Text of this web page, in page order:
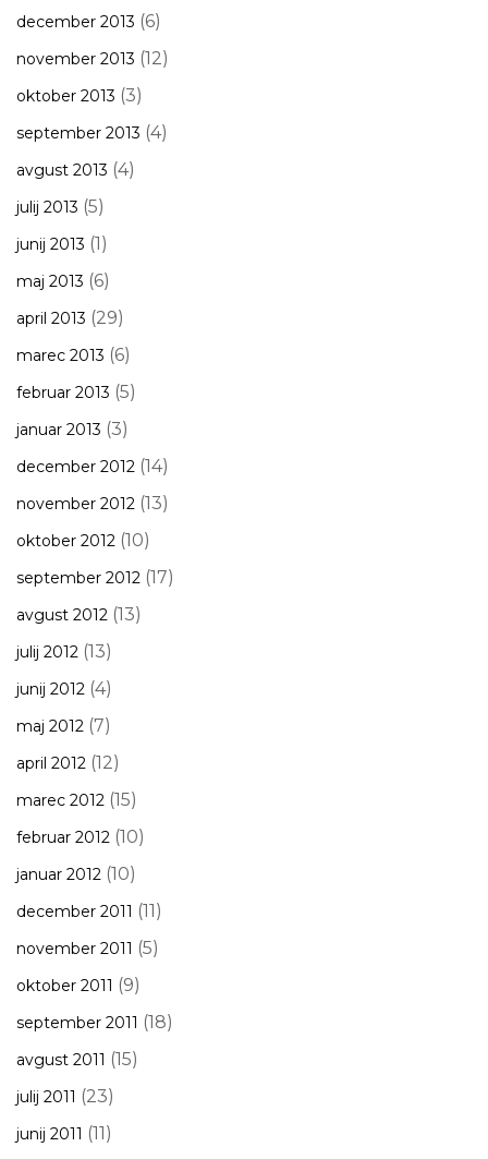
december 2013 (6)
november 2013 (12)
oktober 2013 (3)
september 2013 (4)
avgust 2013 (4)
julij 2013 (5)
junij 2013 (1)
maj 2013 (6)
april 2013 (29)
marec 2013 (6)
februar 2013 (5)
januar 2013 (3)
december 2012 (14)
november 2012 (13)
oktober 2012 (10)
september 2012 (17)
avgust 2012 (13)
julij 2012 (13)
junij 2012 (4)
maj 2012 (7)
april 2012 (12)
marec 2012 (15)
februar 2012 (10)
januar 2012 (10)
december 2011 (11)
november 2011 (5)
oktober 2011 (9)
september 2011 (18)
avgust 2011 (15)
julij 2011 (23)
junij 2011 (11)